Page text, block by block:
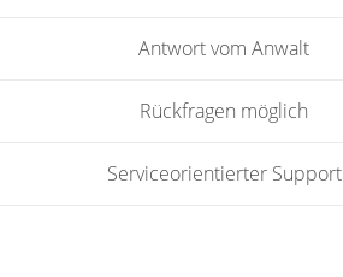
Antwort vom Anwalt
Rückfragen möglich
Serviceorientierter Support